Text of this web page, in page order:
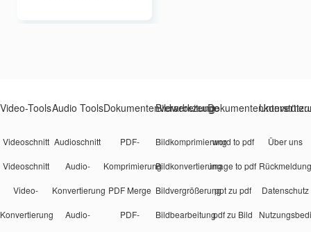
Video-Tools
Videoschnitt
Videoschnitt
Video-
Konvertierung
Audio Tools
Audioschnitt
Audio-
Konvertierung
Audio-
Dokumentenverarbeitung
PDF-
Komprimierung
PDF Merge
PDF-
Bildwerkzeuge
Bildkomprimierung
Bildkonvertierung
Bildvergrößerung
Bildbearbeitung
word to pdf
image to pdf
ppt zu pdf
pdf zu Bild
Über uns
Datenschutz